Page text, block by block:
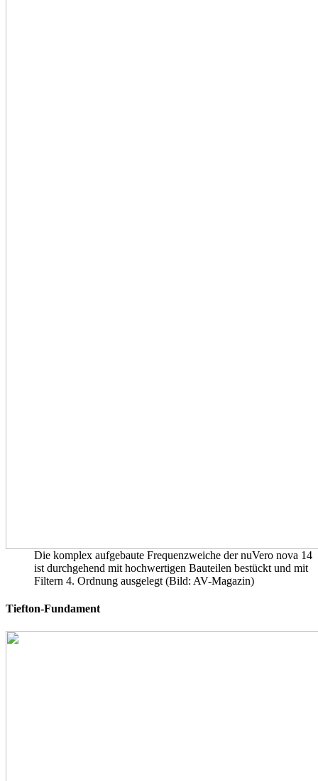
Die komplex aufgebaute Frequenzweiche der nuVero nova 14
ist durchgehend mit hochwertigen Bauteilen bestückt und mit
Filtern 4. Ordnung ausgelegt (Bild: AV-Magazin)
Tiefton-Fundament